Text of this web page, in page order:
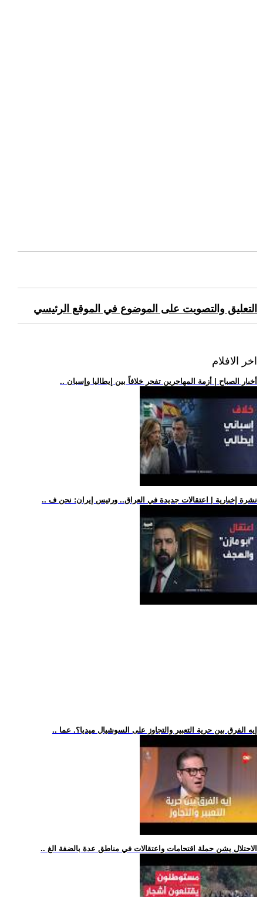
التعليق والتصويت على الموضوع في الموقع الرئيسي
اخر الافلام
.. أخبار الصباح | أزمة المهاجرين تفجر خلافاً بين إيطاليا وإسبان
.. نشرة إخبارية | اعتقالات جديدة في العراق.. ورئيس إيران: نحن ف
.. إيه الفرق بين حرية التعبير والتجاوز على السوشيال ميديا؟. عما
.. الاحتلال يشن حملة اقتحامات واعتقالات في مناطق عدة بالضفة الغ